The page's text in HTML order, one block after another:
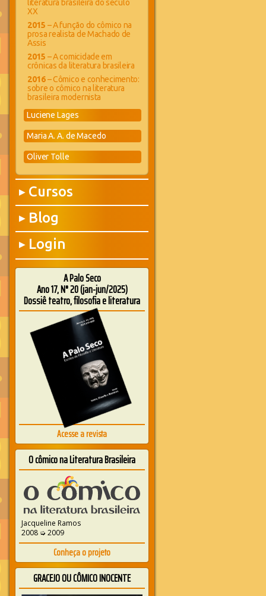
literatura brasileira do século
XX
2015 – A função do cômico na
prosa realista de Machado de
Assis
2015 – A comicidade em
crônicas da literatura brasileira
2016– Cômico e conhecimento:
sobre o cômico na literatura
brasileira modernista
Luciene Lages
Maria A. A. de Macedo
Oliver Tolle
▶ Cursos
▶ Blog
▶ Login
A Palo Seco
Ano 17, N° 20 (jan-jun/2025)
Dossiê teatro, filosofia e literatura
Acesse a revista
O cômico na Literatura Brasileira
Jacqueline Ramos
2008 ➭ 2009
Conheça o projeto
GRACEJO OU CÔMICO INOCENTE